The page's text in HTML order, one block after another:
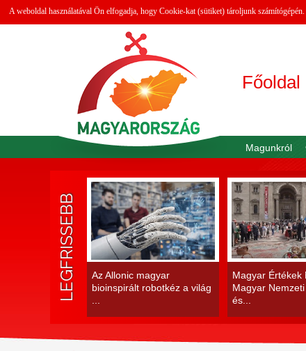
A weboldal használatával Ön elfogadja, hogy Cookie-kat (sütiket) tároljunk
Főoldal
Magunkról
LEGFRISSEBB
Az Allonic magyar
bioinspirált robotkéz a világ
Magyar Értékek
Magyar
és...